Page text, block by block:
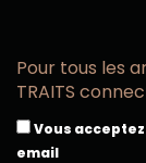
Pour tous les
TRAITS
Vous acceptez
email